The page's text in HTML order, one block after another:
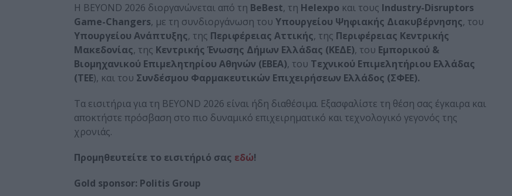
Η BEYOND 2026 διοργανώνεται από τη BeBest, τη Helexpo και τους Industry-Disruptors
Game-Changers, με τη συνδιοργάνωση του Υπουργείου Ψηφιακής Διακυβέρνησης, του
Υπουργείου Ανάπτυξης, της Περιφέρειας Αττικής, της Περιφέρειας Κεντρικής
Μακεδονίας, της Κεντρικής Ένωσης Δήμων Ελλάδας (ΚΕΔΕ), του Εμπορικού &
Βιομηχανικού Επιμελητηρίου Αθηνών (ΕΒΕΑ), του Τεχνικού Επιμελητήριου Ελλάδας
(ΤΕΕ), και του Συνδέσμου Φαρμακευτικών Επιχειρήσεων Ελλάδος (ΣΦΕΕ).
Τα εισιτήρια για τη BEYOND 2026 είναι ήδη διαθέσιμα. Εξασφαλίστε τη θέση σας έγκαιρα και
αποκτήστε πρόσβαση στο πιο δυναμικό επιχειρηματικό και τεχνολογικό γεγονός της
χρονιάς.
Προμηθευτείτε το εισιτήριό σας εδώ!
Gold sponsor: Politis Group